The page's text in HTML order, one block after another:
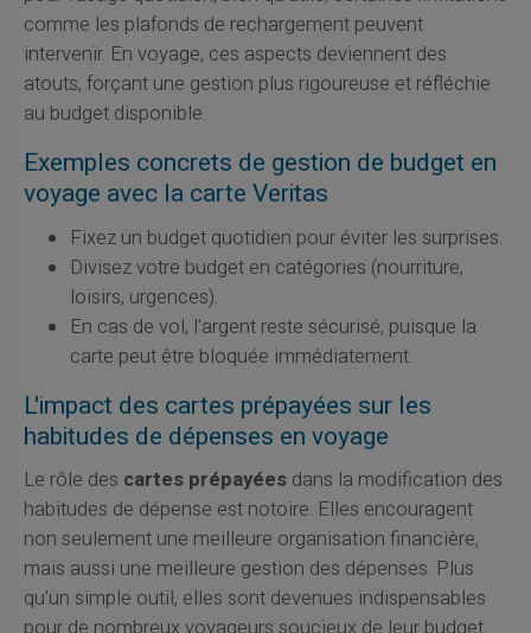
comme les plafonds de rechargement peuvent
intervenir. En voyage, ces aspects deviennent des
atouts, forçant une gestion plus rigoureuse et réfléchie
au budget disponible.
Exemples concrets de gestion de budget en
voyage avec la carte Veritas
Fixez un budget quotidien pour éviter les surprises.
Divisez votre budget en catégories (nourriture,
loisirs, urgences).
En cas de vol, l'argent reste sécurisé, puisque la
carte peut être bloquée immédiatement.
L'impact des cartes prépayées sur les
habitudes de dépenses en voyage
Le rôle des cartes prépayéesdans la modification des
habitudes de dépense est notoire. Elles encouragent
non seulement une meilleure organisation financière,
mais aussi une meilleure gestion des dépenses. Plus
qu'un simple outil, elles sont devenues indispensables